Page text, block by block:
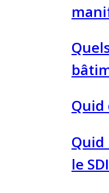
Quid
le